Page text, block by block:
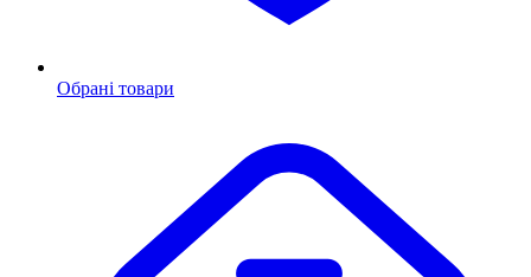
Обрані товари